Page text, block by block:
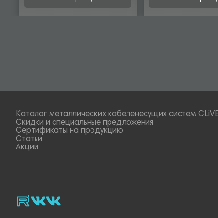
Каталог металлических кабеленесущих систем
Скидки и специальные предложения
Сертификаты на продукцию
Статьи
Акции
rutubevk_video.
Vk.